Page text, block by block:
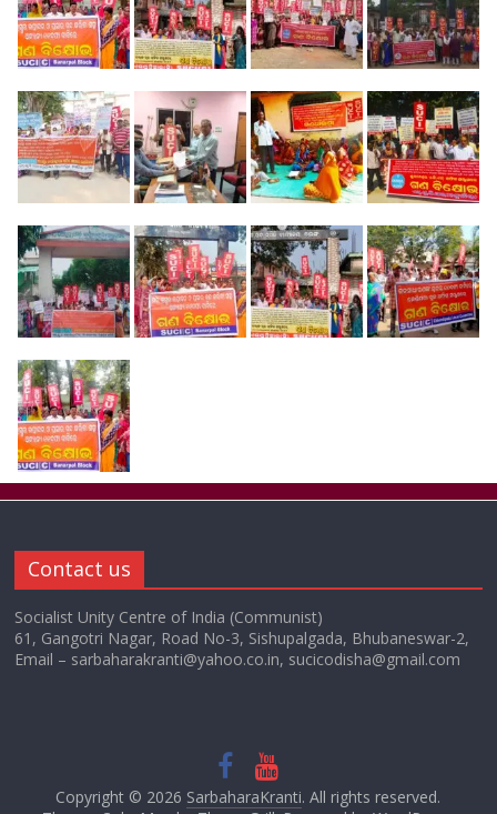
Contact us
Socialist Unity Centre of India (Communist)
61, Gangotri Nagar, Road No-3, Sishupalgada, Bhubaneswar-2,
Email – sarbaharakranti@yahoo.co.in, sucicodisha@gmail.com
Copyright © 2026 SarbaharaKranti. All rights reserved.